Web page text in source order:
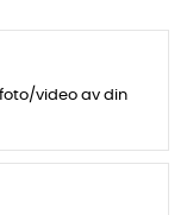
video av din